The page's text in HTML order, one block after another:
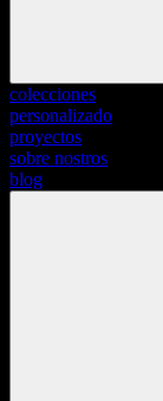
colecciones
personalizado
proyectos
sobre nostros
blog